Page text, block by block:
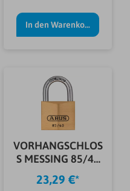
In den Warenkorb
VORHANGSCHLOS
S MESSING 85/40
SB
23,29 €*